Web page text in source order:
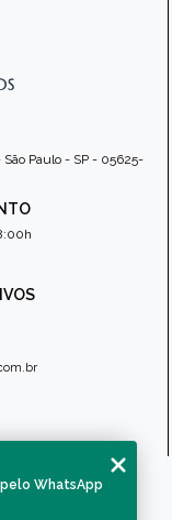
Paulo - SP - 05625-
WhatsApp